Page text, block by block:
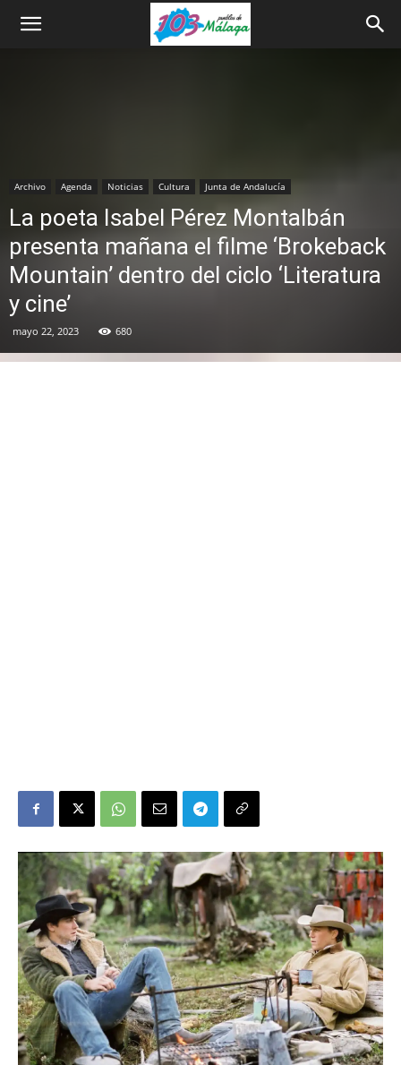
Archivo Agenda Noticias Cultura Junta de Andalucía
La poeta Isabel Pérez Montalbán
presenta mañana el filme ‘Brokeback
Mountain’ dentro del ciclo ‘Literatura
y cine’
mayo 22, 2023 680